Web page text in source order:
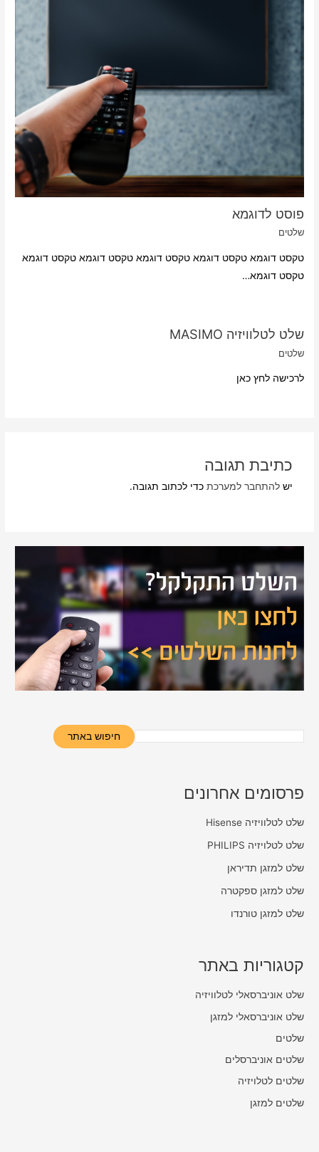
פוסט לדוגמא
שלטים
טקסט דוגמא טקסט דוגמא טקסט דוגמא טקסט דוגמא טקסט דוגמא
טקסט דוגמא…
שלט לטלוויזיה MASIMO
שלטים
לרכישה לחץ כאן
כתיבת תגובה
יש להתחבר למערכתכדי לכתוב תגובה.
חיפוש באתר
פרסומים אחרונים
שלט לטלוויזיה Hisense
שלט לטלויזיה PHILIPS
שלט למזגן תדיראן
שלט למזגן ספקטרה
שלט למזגן טורנדו
קטגוריות באתר
שלט אוניברסאלי לטלוויזיה
שלט אוניברסאלי למזגן
שלטים
שלטים אוניברסלים
שלטים לטלויזיה
שלטים למזגן